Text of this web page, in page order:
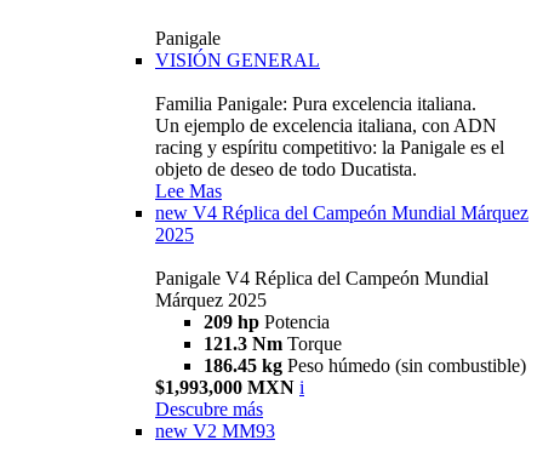
Panigale
VISIÓN GENERAL
Familia Panigale: Pura excelencia italiana.
Un ejemplo de excelencia italiana, con ADN
racing y espíritu competitivo: la Panigale es el
objeto de deseo de todo Ducatista.
Lee Mas
new V4 Réplica del Campeón Mundial Márquez
2025
Panigale V4 Réplica del Campeón Mundial
Márquez 2025
209 hp Potencia
121.3 Nm Torque
186.45 kg Peso húmedo (sin combustible)
$1,993,000 MXN i
Descubre más
new V2 MM93